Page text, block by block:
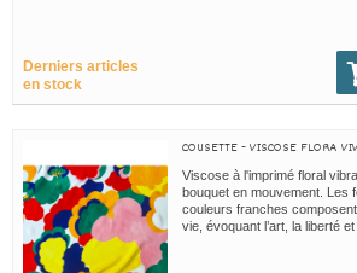
Derniers articles
en stock
COUSETTE - VISCOSE FLORA
Viscose à l'imprimé floral
bouquet en mouvement. Les
couleurs franches
vie, évoquant l’art, la liberté et